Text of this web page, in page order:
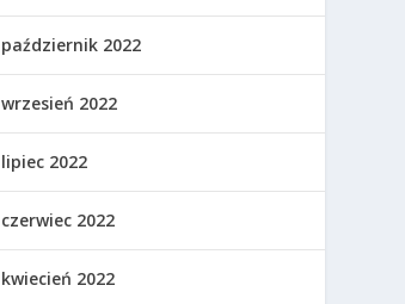
październik 2022
wrzesień 2022
lipiec 2022
czerwiec 2022
kwiecień 2022